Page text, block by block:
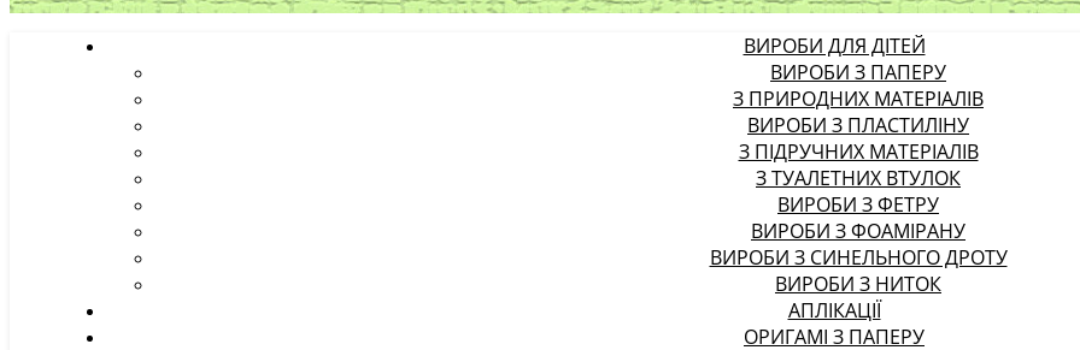
ВИРОБИ ДЛЯ ДІТЕЙ
ВИРОБИ З ПАПЕРУ
З ПРИРОДНИХ МАТЕРІАЛІВ
ВИРОБИ З ПЛАСТИЛІНУ
З ПІДРУЧНИХ МАТЕРІАЛІВ
З ТУАЛЕТНИХ ВТУЛОК
ВИРОБИ З ФЕТРУ
ВИРОБИ З ФОАМІРАНУ
ВИРОБИ З СИНЕЛЬНОГО ДРОТУ
ВИРОБИ З НИТОК
АПЛІКАЦІЇ
ОРИГАМІ З ПАПЕРУ